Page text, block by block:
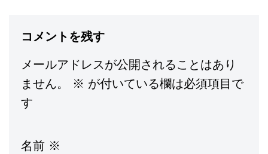
コメントを残す
メールアドレスが公開されることはあり
ません。
※ が付いている欄は必須項目で
す
名前 ※